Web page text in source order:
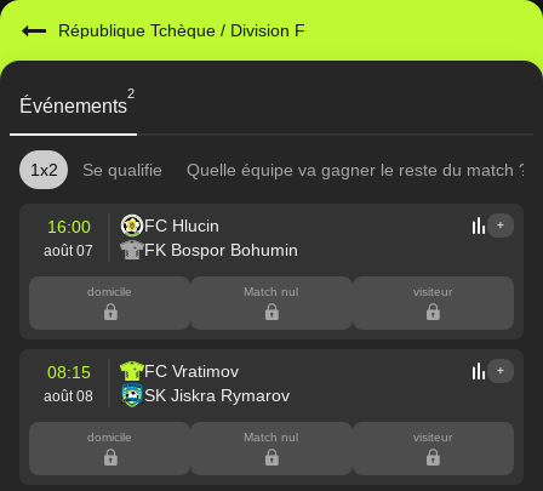
République Tchèque / Division F
Événements
2
1x2 Se qualifie Quelle équipe va gagner le reste du match ?
16:00
août 07
FC Hlucin
FK Bospor Bohumin
+
domicile Match nul visiteur
08:15
août 08
FC Vratimov
SK Jiskra Rymarov
+
domicile Match nul visiteur